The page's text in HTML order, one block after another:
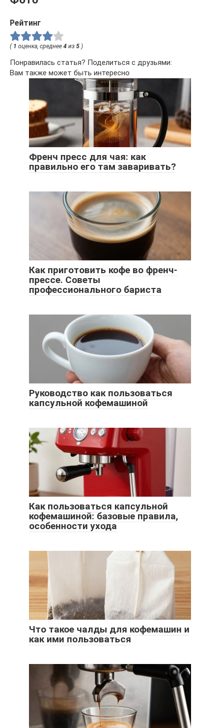
Рейтинг
( 1 оценка, среднее 4 из 5 )
Понравилась статья? Поделиться с друзьями:
Вам также может быть интересно
Френч пресс для чая: как
правильно его там заваривать?
Как приготовить кофе во френч-
прессе. Советы
профессионального бариста
Руководство как пользоваться
капсульной кофемашиной
Как пользоваться капсульной
кофемашиной: базовые правила,
особенности ухода
Что такое чалды для кофемашин и
как ими пользоваться